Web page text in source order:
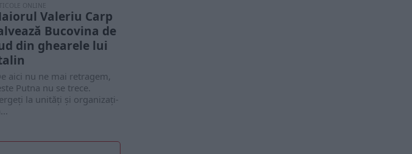
ONLINE
Valeriu Carp
Bucovina de
din ghearele lui
aici nu ne mai retragem,
Putna nu se trece.
la unități și organizați-